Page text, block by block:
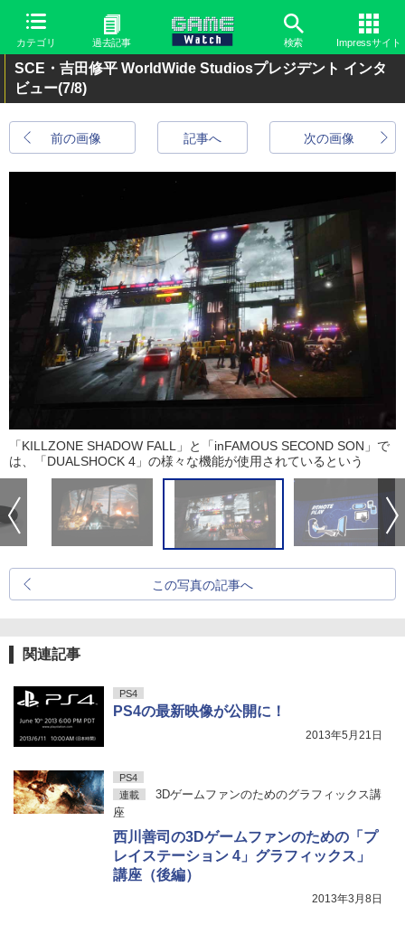
カテゴリ 過去記事 検索 Impressサイト
SCE・吉田修平 WorldWide Studiosプレジデント インタ
ビュー(7/8)
前の画像 次の画像
記事へ
「KILLZONE SHADOW FALL」と「inFAMOUS SECOND SON」で
は、「DUALSHOCK 4」の様々な機能が使用されているという
この写真の記事へ
関連記事
PS4
PS4の最新映像が公開に！
2013年5月21日
PS4
連載
3Dゲームファンのためのグラフィックス講
座
西川善司の3Dゲームファンのための「プ
レイステーション 4」グラフィックス」
講座（後編）
2013年3月8日